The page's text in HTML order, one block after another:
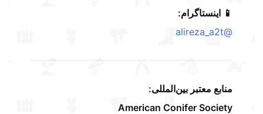
📱 اینستاگرام:
@alireza_a2t
منابع معتبر بین‌المللی:
American Conifer Society